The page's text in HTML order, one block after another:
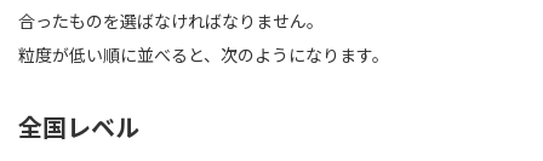
合ったものを選ばなければなりません。
粒度が低い順に並べると、次のようになります。
全国レベル